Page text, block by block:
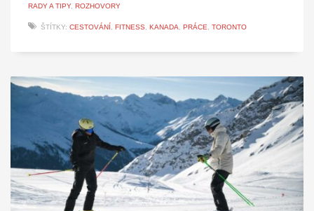
RADY A TIPY, ROZHOVORY
ŠTÍTKY: CESTOVÁNÍ, FITNESS, KANADA, PRÁCE, TORONTO